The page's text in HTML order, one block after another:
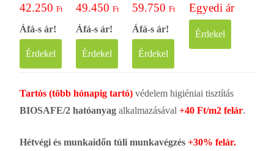
42.250 Ft
Áfá-s ár!
Érdekel
49.450 Ft
Áfá-s ár!
Érdekel
59.750 Ft
Áfá-s ár!
Érdekel
Egyedi ár
Érdekel
Tartós (több hónapig tartó) védelem higiéniai tisztítás
BIOSAFE/2 hatóanyag alkalmazásával +40 Ft/m2 felár.
Hétvégi és munkaidőn túli munkavégzés +30% felár.